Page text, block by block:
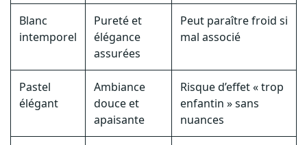
Blanc
intemporel
Pureté et
élégance
assurées
Peut paraître froid si
mal associé
Pastel
élégant
Ambiance
douce et
apaisante
Risque d’effet « trop
enfantin » sans
nuances